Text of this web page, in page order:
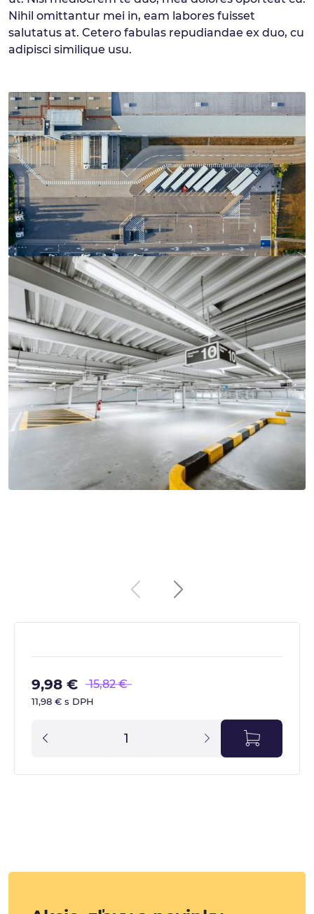
Nihil omittantur mei in, eam labores fuisset
salutatus at. Cetero fabulas repudiandae ex duo, cu
adipisci similique usu.
9,98 € 15,82 €
11,98 € s DPH